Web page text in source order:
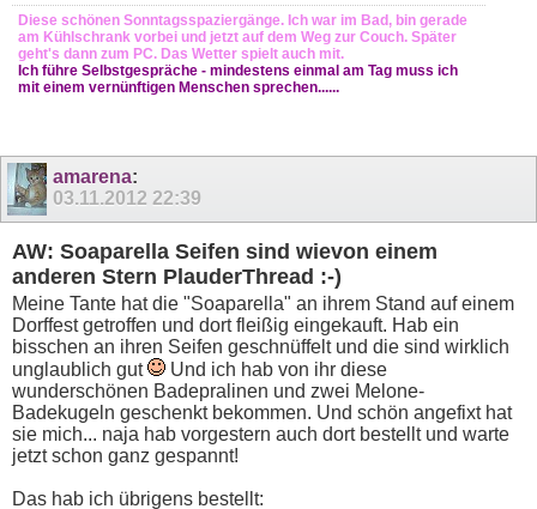
Diese schönen Sonntagsspaziergänge. Ich war im Bad, bin gerade
am Kühlschrank vorbei und jetzt auf dem Weg zur Couch. Später
geht's dann zum PC. Das Wetter spielt auch mit.
Ich führe Selbstgespräche - mindestens einmal am Tag muss ich
mit einem vernünftigen Menschen sprechen......
amarena:
03.11.2012 22:39
AW: Soaparella Seifen sind wievon einem
anderen Stern PlauderThread :-)
Meine Tante hat die "Soaparella" an ihrem Stand auf einem
Dorffest getroffen und dort fleißig eingekauft. Hab ein
bisschen an ihren Seifen geschnüffelt und die sind wirklich
unglaublich gut
Und ich hab von ihr diese
wunderschönen Badepralinen und zwei Melone-
Badekugeln geschenkt bekommen. Und schön angefixt hat
sie mich... naja hab vorgestern auch dort bestellt und warte
jetzt schon ganz gespannt!
Das hab ich übrigens bestellt: